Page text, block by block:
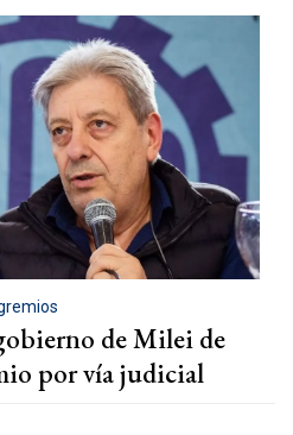
de Milei de
por vía judicial